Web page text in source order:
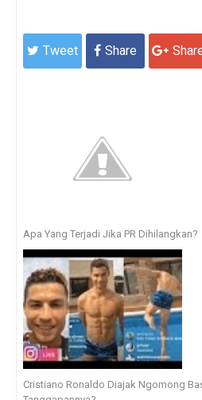
Tweet Share
Apa Yang Terjadi Jika PR Dihilangkan?
Cristiano Ronaldo Diajak Ngomong